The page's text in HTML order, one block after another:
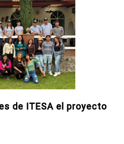
de ITESA el proyecto